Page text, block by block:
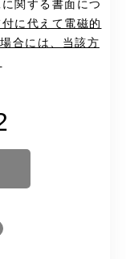
関する書面につ
に代えて電磁的
合には、当該方